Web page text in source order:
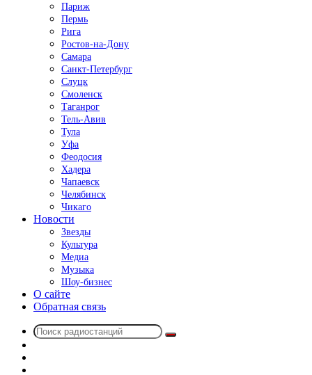
Париж
Пермь
Рига
Ростов-на-Дону
Самара
Санкт-Петербург
Слуцк
Смоленск
Таганрог
Тель-Авив
Тула
Уфа
Феодосия
Хадера
Чапаевск
Челябинск
Чикаго
Новости
Звезды
Культура
Медиа
Музыка
Шоу-бизнес
О сайте
Обратная связь
Поиск